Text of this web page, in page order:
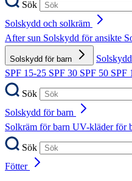
Sök
Solskydd och solkräm
After sun Solskydd för ansikte
Solskydd för barn
SPF 15-25 SPF 30 SPF 50 SPF
Sök
Solskydd för barn
Solkräm för barn UV-kläder för
Sök
Fötter